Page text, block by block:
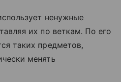
ненужные
их по веткам. По его
таких предметов,
менять